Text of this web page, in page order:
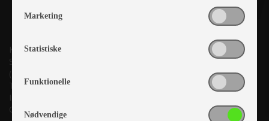
Kronjyllands Camping Center A/S
Suderholmen 10, 8960 Randers SØ
(Lige ud til Grenåvej)
Tlf. +45 87 10 98 70
Info@as-kcc.dk
CVR: 33 38 77 33
Marketing
Statistiske
Funktionelle
Nødvendige